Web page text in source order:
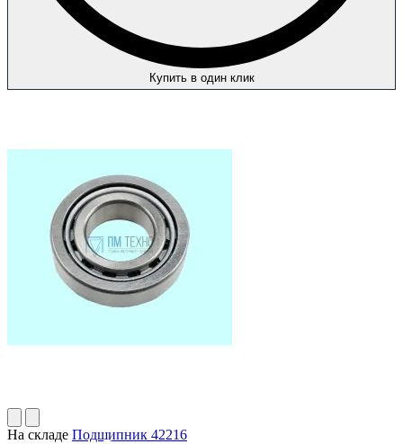
Купить в один клик
На складе Подшипник 42216